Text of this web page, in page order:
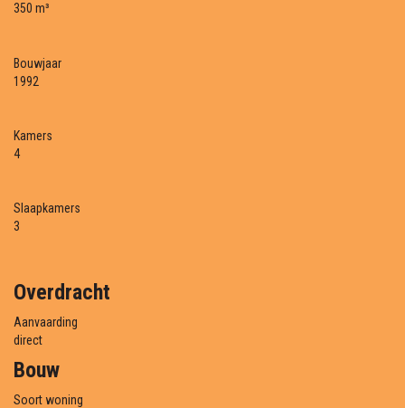
350 m³
Bouwjaar
1992
Kamers
4
Slaapkamers
3
Overdracht
Aanvaarding
direct
Bouw
Soort woning